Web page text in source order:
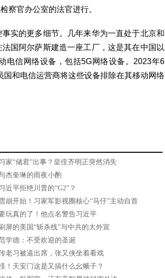
察官办公室的法官进行。
实的更多细节。几年来华为一直处于北京和
国阿尔萨斯建造一座工厂，这是其在中国以
电信网络设备，包括5G网络设备。2023年6
国和电信运营商将这些设备排除在其移动网络
家“储君”出事？皇侄齐明正突然消失
杰奎琳的雨夜小酌
近平拒绝川普的“G2”？
崩开始！习家军影视圈核心“马仔”主动自首
玩真的了！他点名警告习近平
屏的美国“斩杀线”与中共的大外宣
学德：不受欢迎的圣诞
老习被逼出席，张又侠坐着看戏
！天安门这是又搞什么幺蛾子？